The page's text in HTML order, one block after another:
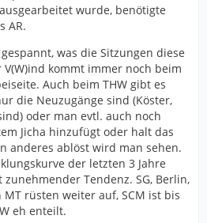
wurde, benötigte
AR.
was die Sitzungen diese
kommt immer noch beim
Auch beim THW gibt es
die Neuzugänge sind (Köster,
oder man evtl. auch noch
Jicha hinzufügt oder halt das
anderes ablöst wird man sehen.
der letzten 3 Jahre
Tendenz. SG, Berlin,
rüsten weiter auf, SCM ist bis
eh enteilt.